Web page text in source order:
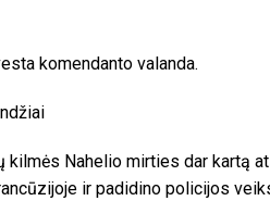
komendanto valanda.
kilmės Nahelio mirties dar kartą
ir padidino policijos